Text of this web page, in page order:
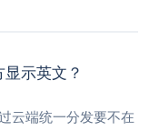
示英文？
云端统一分发要不在